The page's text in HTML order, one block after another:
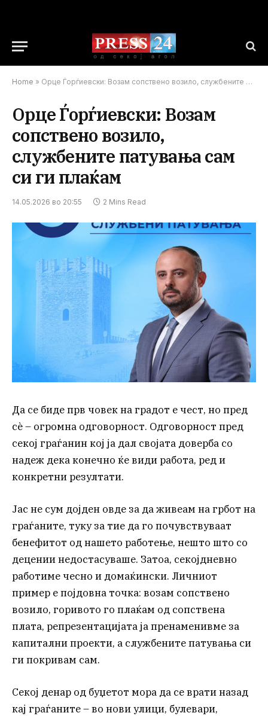
Home » Орце Ѓорѓиевски: Возам сопствено возило, службените патувања сам си ги плаќам
Орце Ѓорѓиевски: Возам
сопствено возило,
службените патувања сам
си ги плаќам
14.05.2026 во 20:55 2 Mins Read
Да се биде прв човек на градот е чест, но пред
сè – огромна одговорност. Одговорност пред
секој граѓанин кој ја дал својата доверба со
надеж дека конечно ќе види работа, ред и
конкретни резултати.
Јас не сум дојден овде за да живеам на грбот на
граѓаните, туку за тие да го почувствуваат
бенефитот од нашето работење, нешто што со
децении недостасуваше. Затоа, секојдневно
работиме чесно и домаќински. Личниот
пример е појдовна точка: возам сопствено
возило, горивото го плаќам од сопствена
плата, репрезентацијата ја пренаменивме за
капитални проекти, а службените патувања си
ги покривам сам.
Секој денар од буџетот мора да се врати назад
кај граѓаните – во нови улици, булевари,